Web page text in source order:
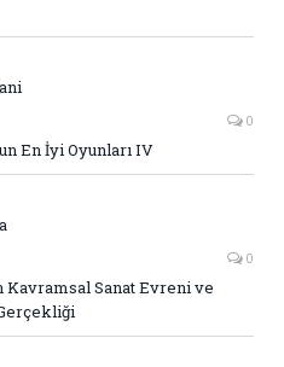
0
En İyi Oyunları IV
0
Kavramsal Sanat Evreni ve